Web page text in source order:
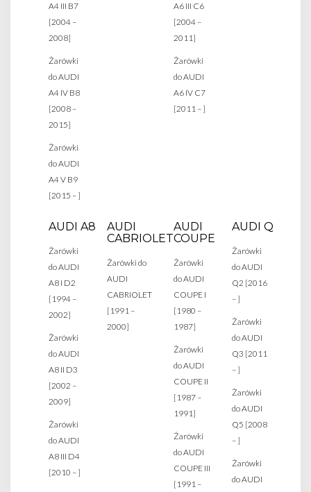
A4 III B7
[2004 –
2008]
Żarówki
do AUDI
A4 IV B8
[2008 –
2015]
Żarówki
do AUDI
A4 V B9
[2015 – ]
A6 III C6
[2004 –
2011]
Żarówki
do AUDI
A6 IV C7
[2011 – ]
AUDI A8
Żarówki
do AUDI
A8 I D2
[1994 –
2002]
Żarówki
do AUDI
A8 II D3
[2002 –
2009]
Żarówki
do AUDI
A8 III D4
[2010 – ]
AUDI
CABRIOLET
Żarówki do
AUDI
CABRIOLET
[1991 –
2000]
AUDI
COUPE
Żarówki
do AUDI
COUPE I
[1980 –
1987]
Żarówki
do AUDI
COUPE II
[1987 –
1991]
Żarówki
do AUDI
COUPE III
[1991 –
AUDI Q
Żarówki
do AUDI
Q2 [2016
– ]
Żarówki
do AUDI
Q3 [2011
– ]
Żarówki
do AUDI
Q5 [2008
– ]
Żarówki
do AUDI